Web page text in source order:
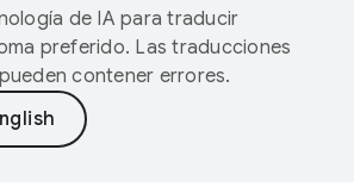
de IA para traducir
preferido. Las traducciones
contener errores.